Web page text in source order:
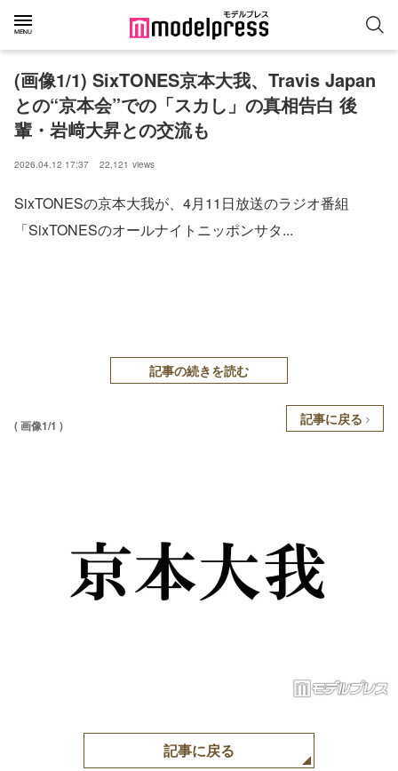
(画像1/1) SixTONES京本大我、Travis Japan
との“京本会”での「スカし」の真相告白 後
輩・岩﨑大昇との交流も
2026.04.12 17:37 22,121 views
SixTONESの京本大我が、4月11日放送のラジオ番組
「SixTONESのオールナイトニッポンサタ...
記事の続きを読む
( 画像1/1 ) 記事に戻る
記事に戻る